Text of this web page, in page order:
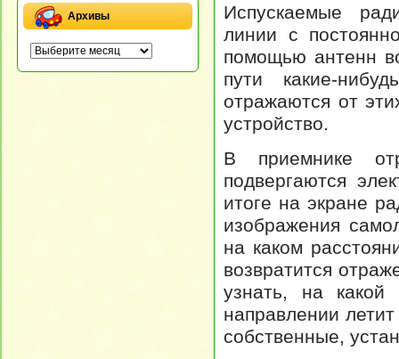
Архивы
Испускаемые
линии с
помощью антенн
пути какие-
отражаются от
устройство.
В приемнике
подвергаются
итоге на экране
изображения
на каком
возвратится
узнать, на
направлении
собственные,